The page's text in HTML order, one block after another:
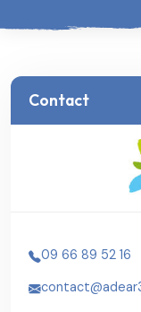
Contact
09 66 89 52 16